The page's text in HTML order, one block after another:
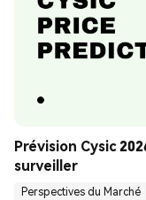
Prévision Cysic
surveiller
Perspectives du Marché